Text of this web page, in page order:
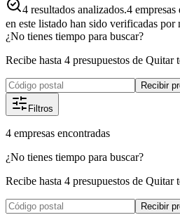
4 resultados analizados.4
en este listado han sido verificadas
¿No tienes tiempo para buscar?
Recibe hasta 4 presupuestos de
Recibir
Filtros
4 empresas encontradas
¿No tienes tiempo para buscar?
Recibe hasta 4 presupuestos de
Recibir